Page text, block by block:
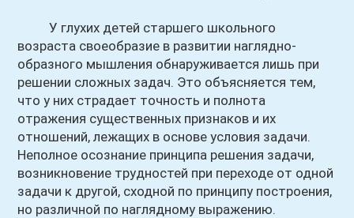
У глухих детей старшего школьного
возраста своеобразие в развитии наглядно-
образного мышления обнаруживается лишь при
решении сложных задач. Это объясняется тем,
что у них страдает точность и полнота
отражения существенных признаков и их
отношений, лежащих в основе условия задачи.
Неполное осознание принципа решения задачи,
возникновение трудностей при переходе от одной
задачи к другой, сходной по принципу построения,
но различной по наглядному выражению.